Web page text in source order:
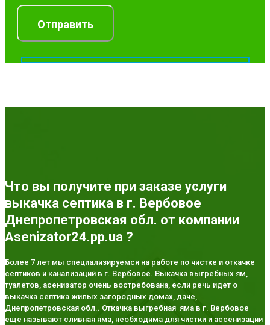
Что вы получите при заказе услуги
выкачка септика в г. Вербовое
Днепропетровская обл. от компании
Asenizator24.pp.ua ?
Более 7 лет мы специализируемся на работе по чистке и откачке
септиков и канализаций в г. Вербовое. Выкачка выгребных ям,
туалетов, асенизатор очень востребована, если речь идет о
выкачка септика жилых загородных домах, даче,
Днепропетровская обл.. Откачка выгребная яма в г. Вербовое
еще называют сливная яма, необходима для чистки и ассенизации